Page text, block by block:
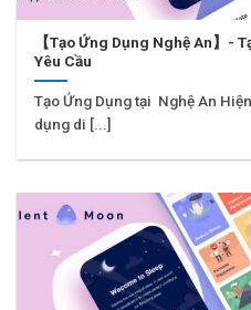
【Tạo Ứng Dụng Nghệ An】-
Yêu Cầu
Tạo Ứng Dụng tại Nghệ An
dụng di [...]